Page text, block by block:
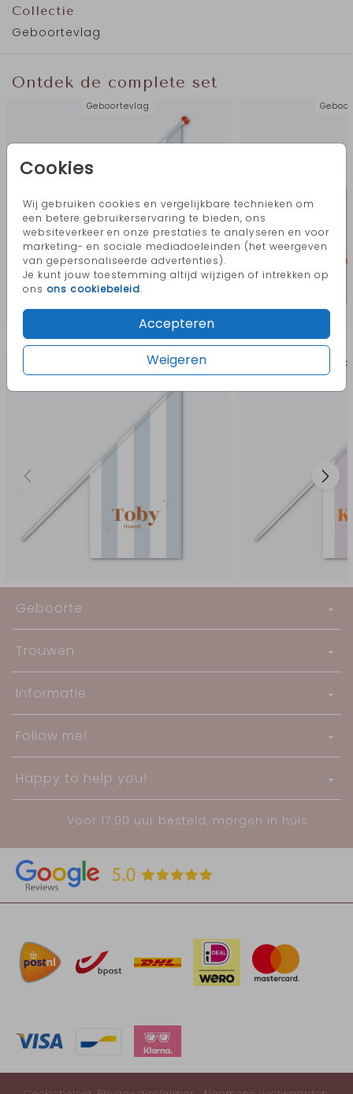
Cookies
Wij gebruiken cookies en vergelijkbare technieken om
een betere gebruikerservaring te bieden, ons
websiteverkeer en onze prestaties te analyseren en voor
marketing- en sociale mediadoeleinden (het weergeven
van gepersonaliseerde advertenties).
Je kunt jouw toestemming altijd wijzigen of intrekken op
ons ons cookiebeleid.
Accepteren
Weigeren
Er zit een lus en een open zoom aan de
Collectie
Geboortevlag
Ontdek de complete set
Geboortevlag
Meer in deze stijl
Geboortevlag
Geboorte
Trouwen
Informatie
Follow me!
Happy to help you!
Voor 17:00 uur besteld, morgen in huis